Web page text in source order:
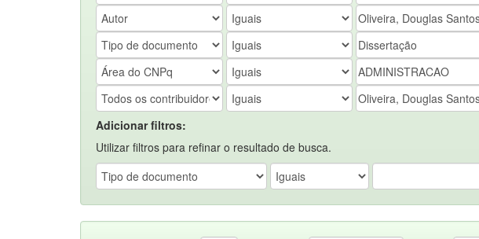
Adicionar filtros:
Utilizar filtros para refinar o resultado de busca.